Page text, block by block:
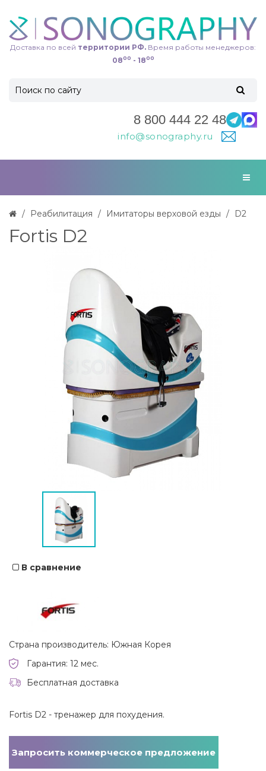
Доставка по всей территории РФ. Время работы менеджеров:
0800 - 1800
8 800 444 22 48
info@sonography.ru
Реабилитация Имитаторы верховой езды D2
Fortis D2
В сравнение
Страна производитель: Южная Корея
Гарантия: 12 мес.
Бесплатная доставка
Fortis D2 - тренажер для похудения.
Запросить коммерческое предложение